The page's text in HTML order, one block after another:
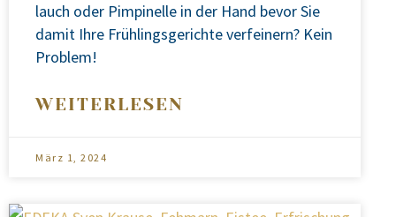
lauch oder Pim­pi­nel­le in der Hand bevor Sie
damit Ihre Früh­lings­ge­rich­te ver­fei­nern? Kein
Pro­blem!
WEITERLESEN
März 1, 2024